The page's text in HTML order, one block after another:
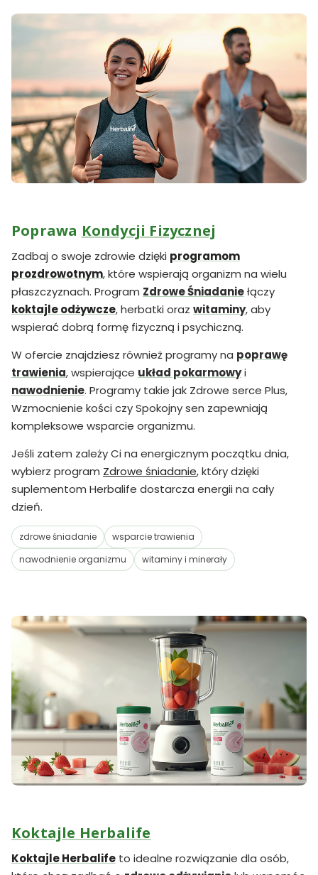
Poprawa Kondycji Fizycznej
Zadbaj o swoje zdrowie dzięki programom
prozdrowotnym, które wspierają organizm na wielu
płaszczyznach. Program Zdrowe Śniadaniełączy
koktajle odżywcze, herbatki oraz witaminy, aby
wspierać dobrą formę fizyczną i psychiczną.
W ofercie znajdziesz również programy na poprawę
trawienia, wspierające układ pokarmowyi
nawodnienie. Programy takie jak Zdrowe serce Plus,
Wzmocnienie kości czy Spokojny sen zapewniają
kompleksowe wsparcie organizmu.
Jeśli zatem zależy Ci na energicznym początku dnia,
wybierz program Zdrowe śniadanie, który dzięki
suplementom Herbalife dostarcza energii na cały
dzień.
zdrowe śniadanie
wsparcie trawienia
nawodnienie organizmu
witaminy i minerały
Koktajle Herbalife
Koktajle Herbalife to idealne rozwiązanie dla osób,